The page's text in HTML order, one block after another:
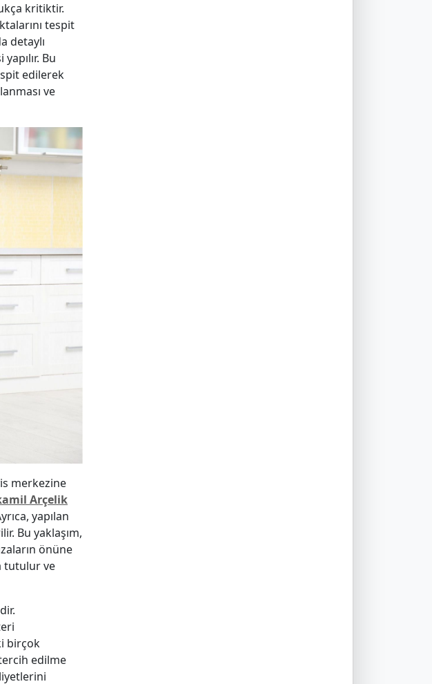
kritiktir.
tespit
detaylı
Bu
edilerek
ve
merkezine
Arçelik
yapılan
Bu yaklaşım,
önüne
tutulur ve
birçok
edilme